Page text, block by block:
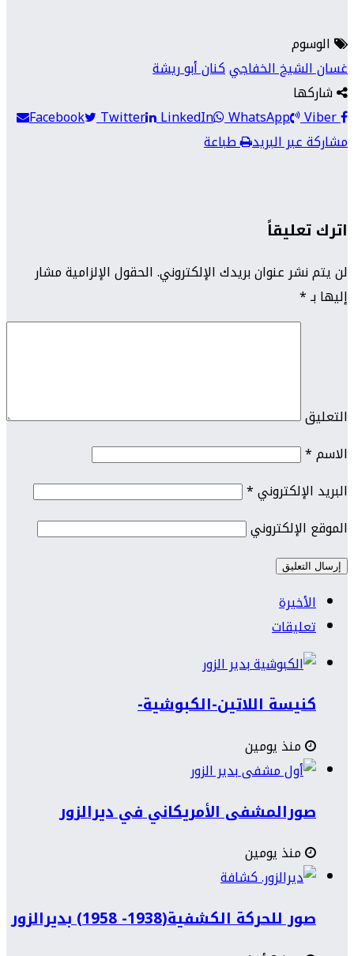
الوسوم
غسان الشيخ الخفاجيكنان أبو ريشة
شاركها
Facebook
Twitter LinkedIn WhatsApp Viber
مشاركة عبر البريد
طباعة
اترك تعليقاً
لن يتم نشر عنوان بريدك الإلكتروني.الحقول الإلزامية مشار
إليها بـ*
التعليق
الاسم*
البريد الإلكتروني*
الموقع الإلكتروني
الأخيرة
تعليقات
كنيسة اللاتين-الكبوشية-
منذ يومين
صورالمشفى الأمريكاني في ديرالزور
منذ يومين
صور للحركة الكشفية(1938- 1958) بديرالزور